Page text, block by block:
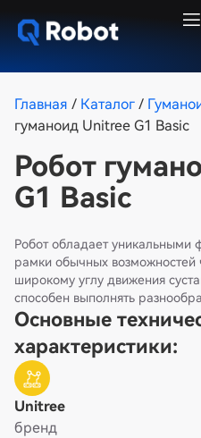
Главная / Каталог /
гуманоид Unitree G1 Basic
Робот
G1 Basic
Робот обладает уникальными
рамки обычных возможностей
широкому углу движения
способен выполнять
Основные
характеристики:
Unitree
бренд